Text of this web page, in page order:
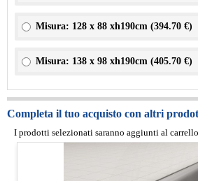
Misura: 128 x 88 xh190cm (394.70 €)
Misura: 138 x 98 xh190cm (405.70 €)
Completa il tuo acquisto con altri
I prodotti selezionati saranno aggiunti al carrello.